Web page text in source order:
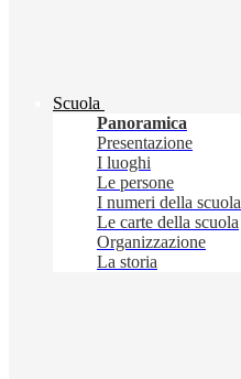
Scuola
Panoramica
Presentazione
I luoghi
Le persone
I numeri della scuola
Le carte della scuola
Organizzazione
La storia